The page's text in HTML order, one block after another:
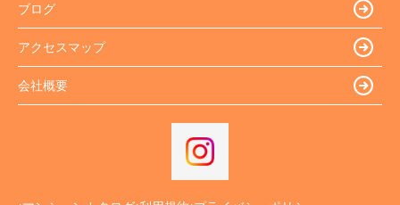
ブログ
アクセスマップ
会社概要